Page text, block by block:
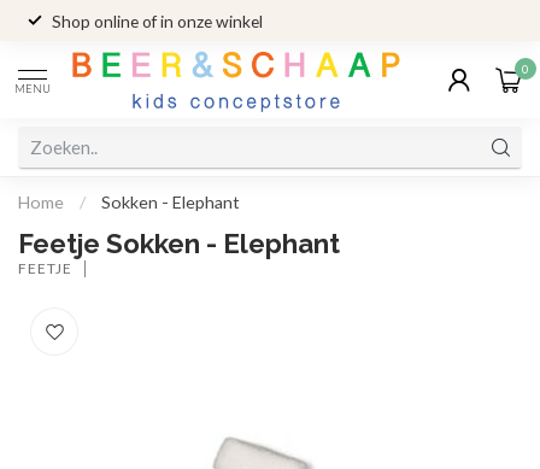
Shop online of in onze winkel
MENU
0
Home / Sokken - Elephant
Feetje Sokken - Elephant
FEETJE